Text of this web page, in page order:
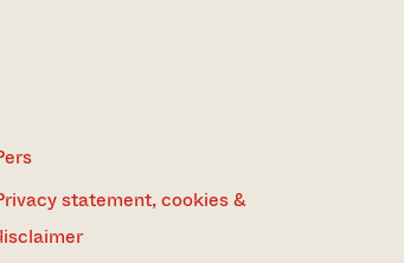
statement, cookies &